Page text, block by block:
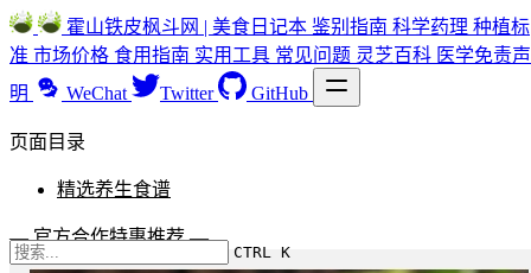
霍山铁皮枫斗网 | 美食日记本 鉴别指南 科学药理 种植标
准 市场价格 食用指南 实用工具 常见问题 灵芝百科 医学免责声
明
WeChat Twitter GitHub
CTRL K
页面目录
精选养生食谱
— 官方合作特惠推荐 —